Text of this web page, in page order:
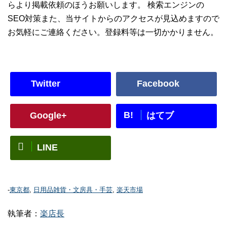
らより掲載依頼のほうお願いします。 検索エンジンの
SEO対策また、当サイトからのアクセスが見込めますので
お気軽にご連絡ください。登録料等は一切かかりません。
Twitter Facebook
Google+ B! はてブ
LINE
-東京都, 日用品雑貨・文房具・手芸, 楽天市場
執筆者： 楽店長